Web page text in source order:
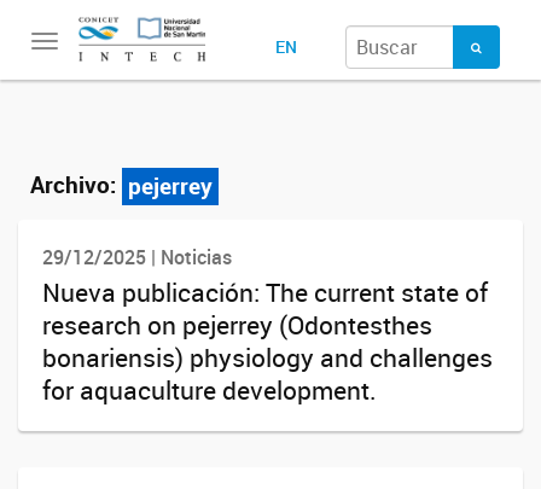
Toggle
EN
Archivo: pejerrey
29/12/2025 | Noticias
Nueva publicación: The current state of
research on pejerrey (Odontesthes
bonariensis) physiology and challenges
for aquaculture development.